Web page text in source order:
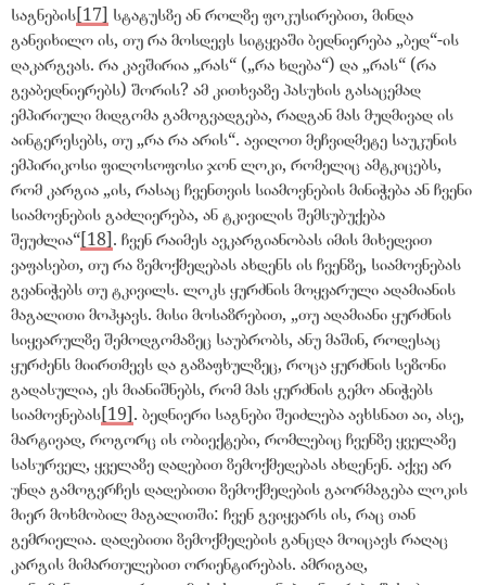
საგნების[17] სტატუსზე ან როლზე ფოკუსირებით, მინდა
განვიხილო ის, თუ რა მოსდევს სიტყვაში ბედნიერება „ბედ“-ის
დაკარგვას. რა კავშირია „რას“ („რა ხდება“) და „რას“ (რა
გვაბედნიერებს) შორის? ამ კითხვაზე პასუხის გასაცემად
ემპირიული მიდგომა გამოგვადგება, რადგან მას მუდმივად ის
აინტერესებს, თუ „რა რა არის“. ავიღოთ მეჩვიდმეტე საუკუნის
ემპირიკოსი ფილოსოფოსი ჯონ ლოკი, რომელიც ამტკიცებს,
რომ კარგია „ის, რასაც ჩვენთვის სიამოვნების მინიჭება ან ჩვენი
სიამოვნების გაძლიერება, ან ტკივილის შემსუბუქება
შეუძლია“[18]. ჩვენ რაიმეს ავკარგიანობას იმის მიხედვით
ვაფასებთ, თუ რა ზემოქმედებას ახდენს ის ჩვენზე, სიამოვნებას
გვანიჭებს თუ ტკივილს. ლოკს ყურძნის მოყვარული ადამიანის
მაგალითი მოჰყავს. მისი მოსაზრებით, „თუ ადამიანი ყურძნის
სიყვარულზე შემოდგომაზეც საუბრობს, ანუ მაშინ, როდესაც
ყურძენს მიირთმევს და გაზაფხულზეც, როცა ყურძნის სეზონი
გადასულია, ეს მიანიშნებს, რომ მას ყურძნის გემო ანიჭებს
სიამოვნებას[19]. ბედნიერი საგნები შეიძლება ავხსნათ აი, ასე,
მარტივად, როგორც ის ობიექტები, რომლებიც ჩვენზე ყველაზე
სასურველ, ყველაზე დადებით ზემოქმედებას ახდენენ. აქვე არ
უნდა გამოგვრჩეს დადებითი ზემოქმედების გაორმაგება ლოკის
მიერ მოხმობილ მაგალითში: ჩვენ გვიყვარს ის, რაც თან
გემრიელია. დადებითი ზემოქმედების განცდა მოიცავს რაღაც
კარგის მიმართულებით ორიენტირებას. ამრიგად,